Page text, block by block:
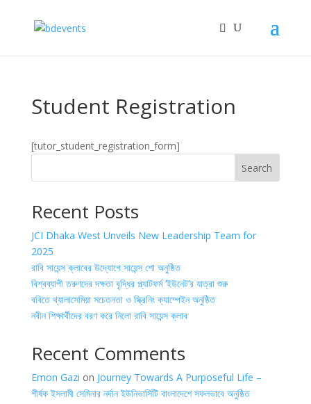
Student Registration
[tutor_student_registration_form]
Search
Recent Posts
JCI Dhaka West Unveils New Leadership Team for
2025
রাবি সায়েন্স ক্লাবের উদ্যোগে সায়েন্স শো অনুষ্ঠিত
বিশ্বব্যাপী তরুণদের দক্ষতা বৃদ্ধির প্ল্যাটফর্ম ‘ইউনেট’র যাত্রা শুরু
ববিতে থ্যালাসেমিয়া সচেতনতা ও স্ক্রিনিং ক্যাম্পেইন অনুষ্ঠিত
নবীন শিক্ষার্থীদের বরণ করে নিলো রাবি সায়েন্স ক্লাব
Recent Comments
Emon Gazi on Journey Towards A Purposeful Life –
শীর্ষক ইসলামী সেমিনার নর্দান ইউনিভার্সিটি বাংলাদেশে সফলভাবে অনুষ্ঠিত